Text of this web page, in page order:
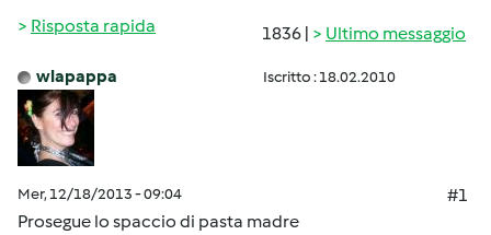
1836 | Ultimo messaggio
Risposta rapida
wlapappa Iscritto : 18.02.2010
Mer, 12/18/2013 - 09:04
#1
Prosegue lo spaccio di pasta madre